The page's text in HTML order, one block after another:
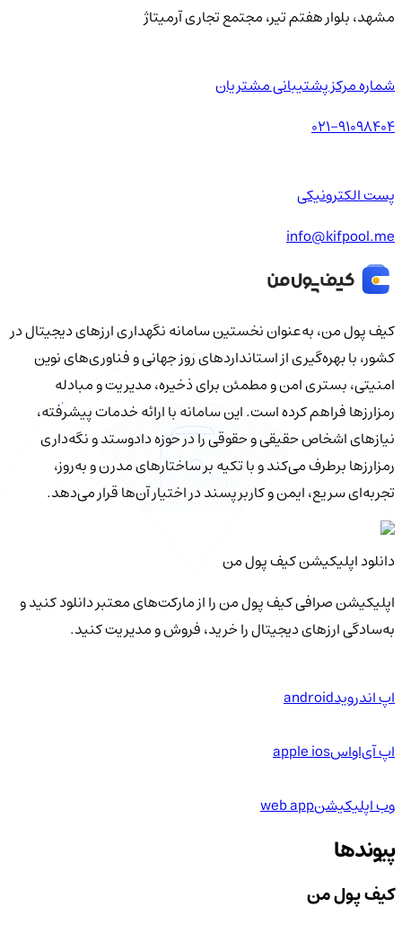
مشهد، بلوار هفتم تیر، مجتمع تجاری آرمیتاژ
شماره مرکز پشتیبانی مشتریان
021-91098404
پست الکترونیکی
info@kifpool.me
کیف‌ پول من، به‌عنوان نخستین سامانه نگهداری ارزهای دیجیتال در
کشور، با بهره‌گیری از استانداردهای روز جهانی و فناوری‌های نوین
امنیتی، بستری امن و مطمئن برای ذخیره، مدیریت و مبادله
رمزارزها فراهم کرده است. این سامانه با ارائه خدمات پیشرفته،
نیازهای اشخاص حقیقی و حقوقی را در حوزه دادوستد و نگه‌داری
رمزارزها برطرف می‌کند و با تکیه بر ساختارهای مدرن و به‌روز،
تجربه‌ای سریع، ایمن و کاربرپسند در اختیار آن‌ها قرار می‌دهد.
دانلود اپلیکیشن کیف‌ پول من
اپلیکیشن صرافی کیف پول من را از مارکت‌های معتبر دانلود کنید و
به‌سادگی ارزهای دیجیتال را خرید، فروش و مدیریت کنید.
اپ اندرویدandroid
اپ آی‌او‌اسapple ios
وب اپلیکیشنweb app
پیوندها
کیف پول من